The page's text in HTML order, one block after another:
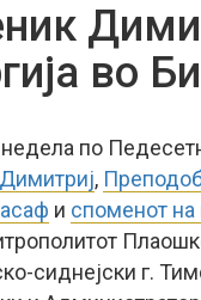
во
по
,
и споменот на
сиднејски г.